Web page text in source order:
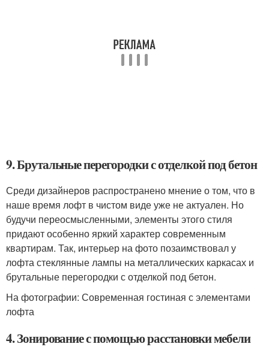
9. Брутальные перегородки с отделкой под бетон
Среди дизайнеров распространено мнение о том, что в
наше время лофт в чистом виде уже не актуален. Но
будучи переосмысленными, элементы этого стиля
придают особенно яркий характер современным
квартирам. Так, интерьер на фото позаимствовал у
лофта стеклянные лампы на металлических каркасах и
брутальные перегородки с отделкой под бетон.
На фотографии: Современная гостиная с элементами
лофта
4. Зонирование с помощью расстановки мебели